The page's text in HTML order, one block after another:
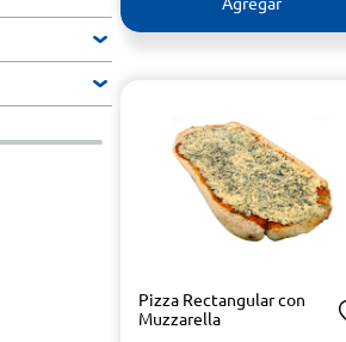
Pizza Rectangular con
Muzzarella